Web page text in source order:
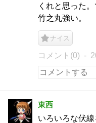
くれと思った
竹之丸強い。
ナイス
コメント(0)
東西
いろいろな伏